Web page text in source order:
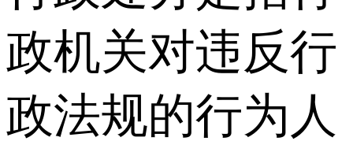
政机关对违反行
政法规的行为人